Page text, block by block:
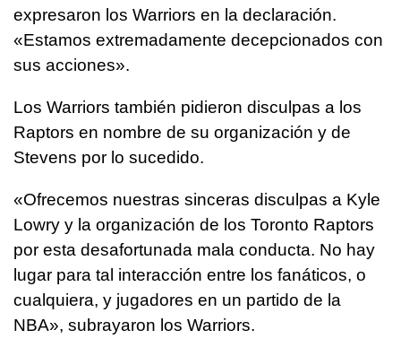
expresaron los Warriors en la declaración.
«Estamos extremadamente decepcionados con
sus acciones».
Los Warriors también pidieron disculpas a los
Raptors en nombre de su organización y de
Stevens por lo sucedido.
«Ofrecemos nuestras sinceras disculpas a Kyle
Lowry y la organización de los Toronto Raptors
por esta desafortunada mala conducta. No hay
lugar para tal interacción entre los fanáticos, o
cualquiera, y jugadores en un partido de la
NBA», subrayaron los Warriors.